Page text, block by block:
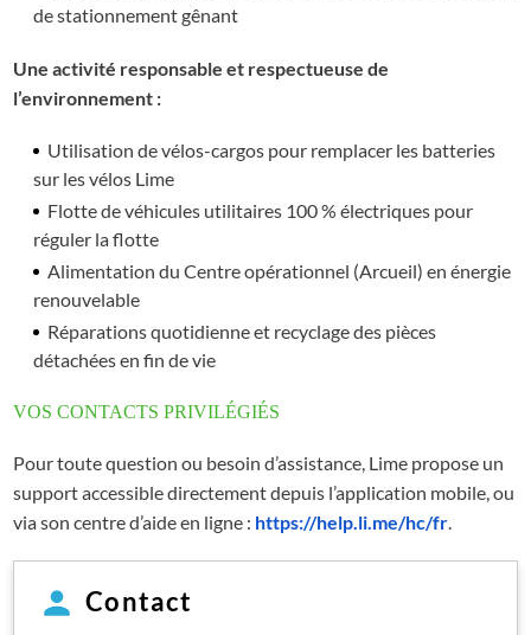
de stationnement gênant
Une activité responsable et respectueuse de
l’environnement :
Utilisation de vélos-cargos pour remplacer les batteries
sur les vélos Lime
Flotte de véhicules utilitaires 100 % électriques pour
réguler la flotte
Alimentation du Centre opérationnel (Arcueil) en énergie
renouvelable
Réparations quotidienne et recyclage des pièces
détachées en fin de vie
VOS CONTACTS PRIVILÉGIÉS
Pour toute question ou besoin d’assistance, Lime propose un
support accessible directement depuis l’application mobile, ou
via son centre d’aide en ligne : https://help.li.me/hc/fr.
Contact